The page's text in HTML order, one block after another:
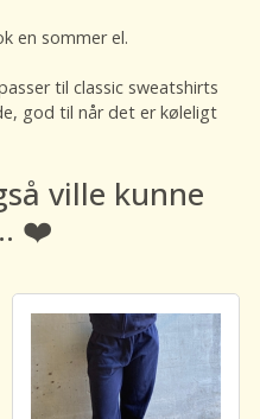
en sommer el.
til classic sweatshirts
god til når det er køleligt
ville kunne
❤️